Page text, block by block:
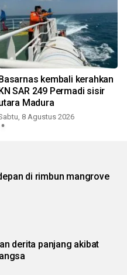
kembali kerahkan
SAR 249 Permadi sisir
Madura
8 Agustus 2026
di rimbun mangrove
derita panjang akibat